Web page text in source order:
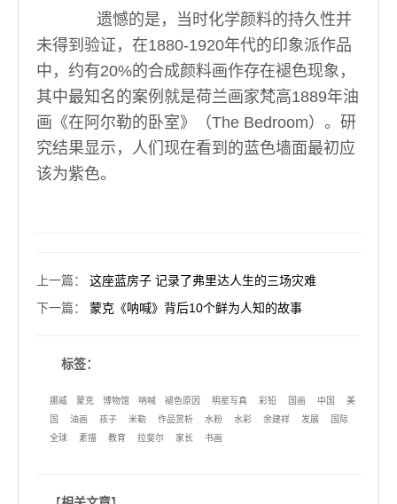
遗憾的是，当时化学颜料的持久性并
未得到验证，在1880-1920年代的印象派作品
中，约有20%的合成颜料画作存在褪色现象，
其中最知名的案例就是荷兰画家梵高1889年油
画《在阿尔勒的卧室》（The Bedroom）。研
究结果显示，人们现在看到的蓝色墙面最初应
该为紫色。
上一篇： 这座蓝房子 记录了弗里达人生的三场灾难
下一篇： 蒙克《呐喊》背后10个鲜为人知的故事
标签：
挪威 蒙克 博物馆 呐喊 褪色原因 明星写真 彩铅 国画 中国
美
国
油画 孩子 米勒 作品赏析 水粉 水彩 余建祥 发展
国际
全球
素描 教育 拉斐尔 家长 书画